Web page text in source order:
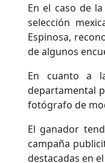
En el caso de
selección
Espinosa,
de algunos
En cuanto a
departamental
fotógrafo de
El ganador
campaña
destacadas en